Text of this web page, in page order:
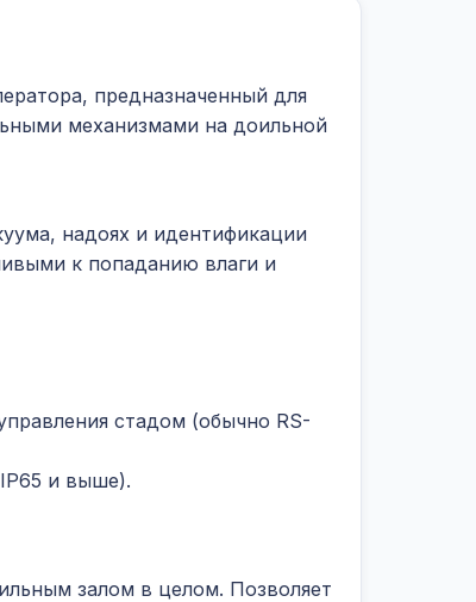
предназначенный для
механизмами на доильной
надоях и идентификации
к попаданию влаги и
стадом (обычно RS-
и выше).
залом в целом. Позволяет